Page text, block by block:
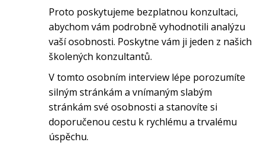
Proto poskytujeme bezplatnou konzultaci,
abychom vám podrobně vyhodnotili analýzu
vaší osobnosti. Poskytne vám ji jeden z našich
školených konzultantů.
V tomto osobním interview lépe porozumíte
silným stránkám a vnímaným slabým
stránkám své osobnosti a stanovíte si
doporučenou cestu k rychlému a trvalému
úspěchu.